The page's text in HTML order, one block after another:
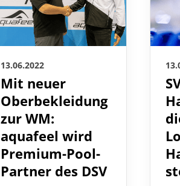
13.06.2022
Mit neuer
Oberbekleidung
zur WM:
aquafeel wird
Premium-Pool-
Partner des DSV